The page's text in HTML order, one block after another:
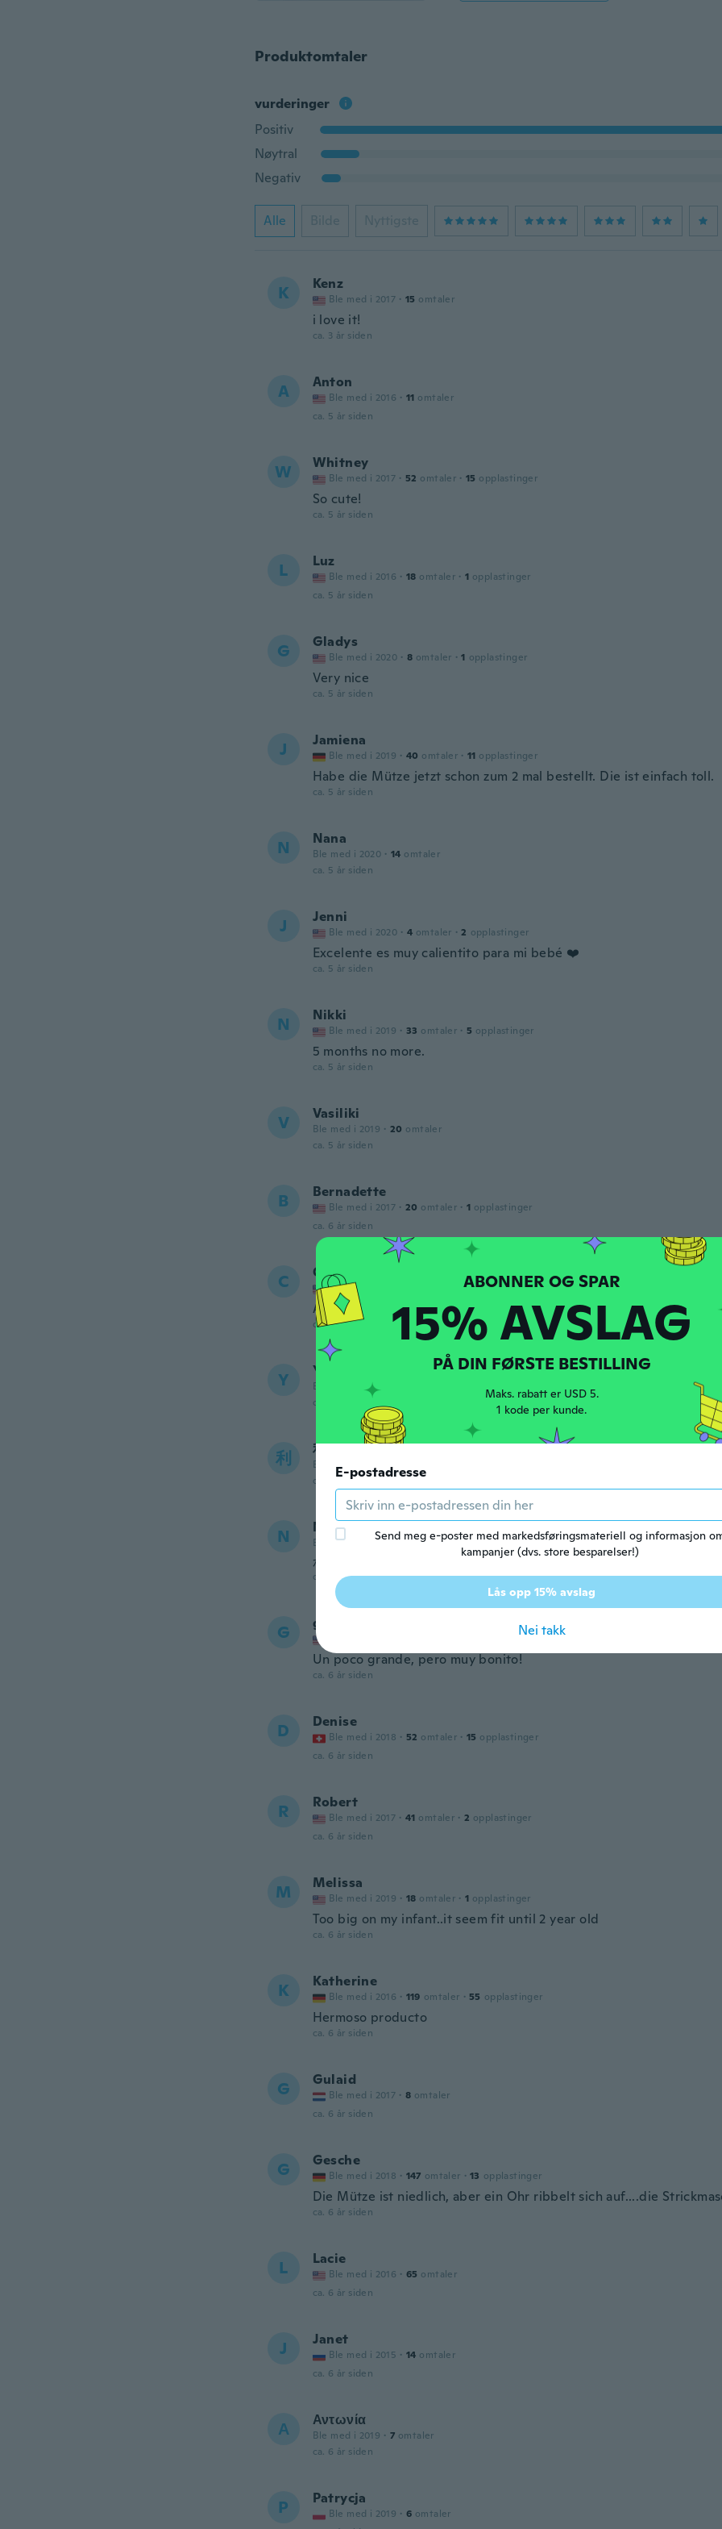
Produktomtaler
vurderinger
Positiv
Nøytral
Negativ
Alle Bilde Nyttigste
K Kenz
Ble med i 2017 · 15 omtaler
i love it!
ca. 3 år siden
A Anton
Ble med i 2016 · 11 omtaler
ca. 5 år siden
W Whitney
Ble med i 2017 · 52 omtaler · 15 opplastinger
So cute!
ca. 5 år siden
L Luz
Ble med i 2016 · 18 omtaler · 1 opplastinger
ca. 5 år siden
G Gladys
Ble med i 2020 · 8 omtaler · 1 opplastinger
Very nice
ca. 5 år siden
J Jamiena
Ble med i 2019 · 40 omtaler · 11 opplastinger
Habe die Mütze jetzt schon zum 2 mal bestellt. Die ist einfach toll.
ca. 5 år siden
N Nana
Ble med i 2020 · 14 omtaler
ca. 5 år siden
J Jenni
Ble med i 2020 · 4 omtaler · 2 opplastinger
Excelente es muy calientito para mi bebé ❤️
ca. 5 år siden
N Nikki
Ble med i 2019 · 33 omtaler · 5 opplastinger
5 months no more.
ca. 5 år siden
V Vasiliki
Ble med i 2019 · 20 omtaler
ca. 5 år siden
B Bernadette
Ble med i 2017 · 20 omtaler · 1 opplastinger
ca. 6 år siden
C Christina
Ble med i 2017 8 opplastinger
Adorable!
ca. 6 år siden
Y Yenny
Ble med i 2018
ca. 6 år siden
利 利果
Ble med i 2017 3
ca. 6 år siden
N Naotake
Ble med i 2018 · 67 omtaler · 6 opplastinger
かわいいです
ca. 6 år siden
G gricelda
opplastinger
Un poco grande, pero muy bonito!
ca. 6 år siden
D Denise
Ble med i 2018 · 52 omtaler · 15 opplastinger
ca. 6 år siden
R Robert
Ble med i 2017 · 41 omtaler · 2 opplastinger
ca. 6 år siden
M Melissa
Ble med i 2019 · 18 omtaler · 1 opplastinger
Too big on my infant..it seem fit until 2 year old
ca. 6 år siden
K Katherine
Ble med i 2016 · 119 omtaler · 55 opplastinger
Hermoso producto
ca. 6 år siden
G Gulaid
Ble med i 2017 · 8 omtaler
ca. 6 år siden
G Gesche
Ble med i 2018 · 147 omtaler · 13 opplastinger
Die Mütze ist niedlich, aber ein Ohr ribbelt sich auf....die
ca. 6 år siden
L Lacie
Ble med i 2016 · 65 omtaler
ca. 6 år siden
J Janet
Ble med i 2015 · 14 omtaler
ca. 6 år siden
Α Αντωνία
Ble med i 2019 · 7 omtaler
ca. 6 år siden
P Patrycja
Ble med i 2019 · 6 omtaler
15% AVSLAG
PÅ DIN FØRSTE BESTILLING
Maks. rabatt er USD 5.
1 kode per kunde.
E-postadresse
Send meg e-poster med markedsføringsmateriell og informasjon
kampanjer (dvs. store besparelser!)
Lås opp 15% avslag
Nei takk